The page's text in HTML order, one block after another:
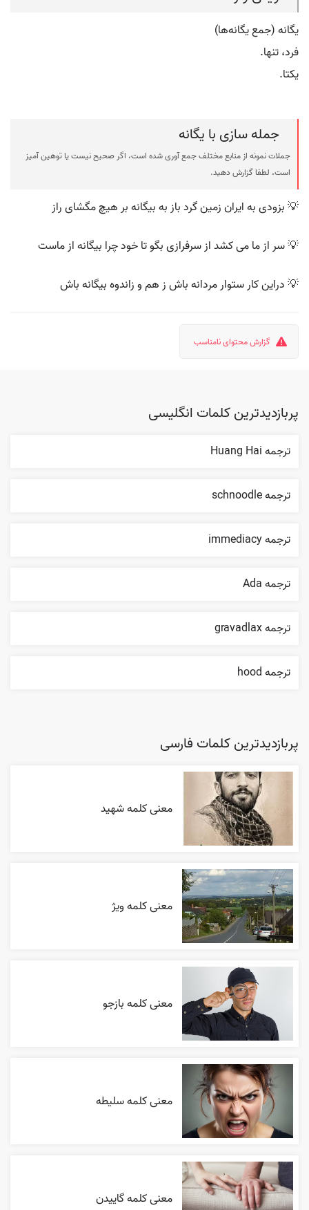
یگانه (جمع یگانه‌ها)
فرد، تنها.
یکتا.
جمله سازی با یگانه
جملات نمونه از منابع مختلف جمع آوری شده است، اگر صحیح نیست یا توهین آمیز
است، لطفا گزارش دهید.
💡 بزودی به ایران زمین گرد باز به بیگانه بر هیچ مگشای راز
💡 سر از ما می کشد از سرفرازی بگو تا خود چرا بیگانه از ماست
💡 دراین کار ستوار مردانه باش ز هم و زاندوه بیگانه باش
گزارش محتوای نامناسب
پربازدیدترین کلمات انگلیسی
ترجمه Huang Hai
ترجمه schnoodle
ترجمه immediacy
ترجمه Ada
ترجمه gravadlax
ترجمه hood
پربازدیدترین کلمات فارسی
معنی کلمه شهید
معنی کلمه ویژ
معنی کلمه بازجو
معنی کلمه سلیطه
معنی کلمه گاییدن